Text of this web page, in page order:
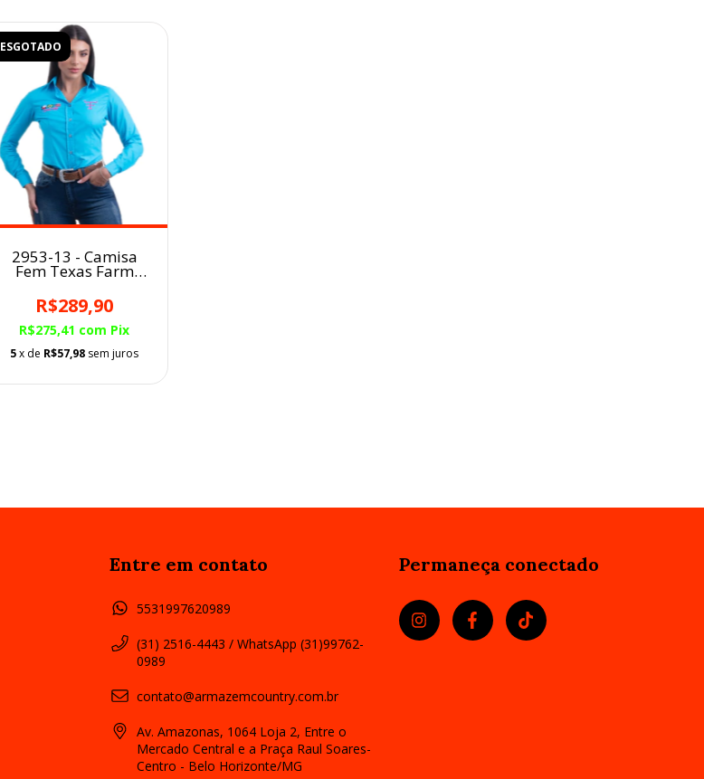
ESGOTADO
2953-13 - Camisa
Fem Texas Farm
BB/Logo Rosa
R$289,90
R$275,41 com Pix
5x de R$57,98 sem juros
Entre em contato
5531997620989
(31) 2516-4443 / WhatsApp (31)99762-
0989
contato@armazemcountry.com.br
Av. Amazonas, 1064 Loja 2, Entre o
Mercado Central e a Praça Raul Soares-
Centro - Belo Horizonte/MG
Permaneça conectado